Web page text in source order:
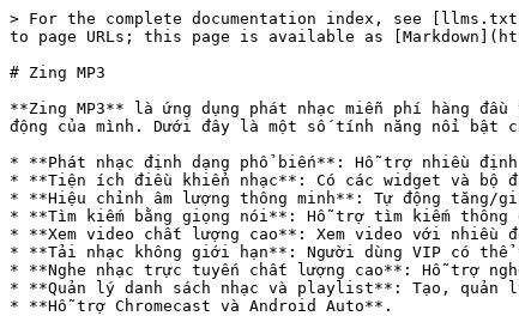
> For the complete documentation index, see
to page URLs; this page is available as
# Zing MP3
**Zing MP3** là ứng dụng phát nhạc miễn phí hàng
động của mình. Dưới đây là một số tính năng nổi bật
* **Phát nhạc định dạng phổ biến**: Hỗ trợ nhiều định
* **Tiện ích điều khiển nhạc**: Có các widget và bộ
* **Hiệu chỉnh âm lượng thông minh**: Tự động tăng/
* **Tìm kiếm bằng giọng nói**: Hỗ trợ tìm kiếm
* **Xem video chất lượng cao**: Xem video với nhiều
* **Tải nhạc không giới hạn**: Người dùng VIP có
* **Nghe nhạc trực tuyến chất lượng cao**: Hỗ trợ
* **Quản lý danh sách nhạc và playlist**: Tạo, quản
* **Hỗ trợ Chromecast và Android Auto**.